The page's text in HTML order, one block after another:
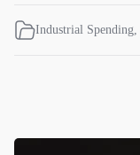
Industrial Spending,